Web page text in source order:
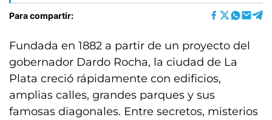
Para compartir:
Fundada en 1882 a partir de un proyecto del
gobernador Dardo Rocha, la ciudad de La
Plata creció rápidamente con edificios,
amplias calles, grandes parques y sus
famosas diagonales. Entre secretos, misterios